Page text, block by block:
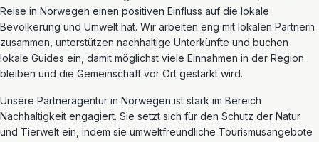
Reise in Norwegen einen positiven Einfluss auf die lokale
Bevölkerung und Umwelt hat. Wir arbeiten eng mit lokalen Partnern
zusammen, unterstützen nachhaltige Unterkünfte und buchen
lokale Guides ein, damit möglichst viele Einnahmen in der Region
bleiben und die Gemeinschaft vor Ort gestärkt wird.
Unsere Partneragentur in Norwegen ist stark im Bereich
Nachhaltigkeit engagiert. Sie setzt sich für den Schutz der Natur
und Tierwelt ein, indem sie umweltfreundliche Tourismusangebote